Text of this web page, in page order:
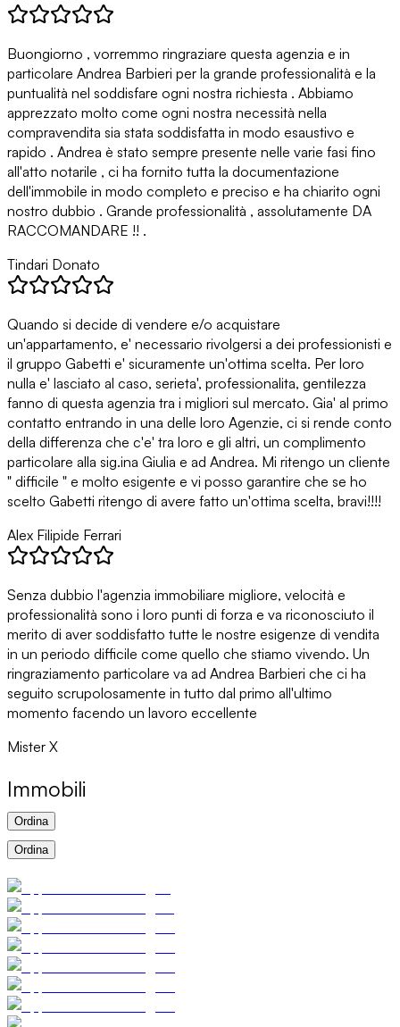
Buongiorno , vorremmo ringraziare questa agenzia e in
particolare Andrea Barbieri per la grande professionalità e la
puntualità nel soddisfare ogni nostra richiesta . Abbiamo
apprezzato molto come ogni nostra necessità nella
compravendita sia stata soddisfatta in modo esaustivo e
rapido . Andrea è stato sempre presente nelle varie fasi fino
all'atto notarile , ci ha fornito tutta la documentazione
dell'immobile in modo completo e preciso e ha chiarito ogni
nostro dubbio . Grande professionalità , assolutamente DA
RACCOMANDARE !! .
Tindari Donato
Quando si decide di vendere e/o acquistare
un'appartamento, e' necessario rivolgersi a dei professionisti e
il gruppo Gabetti e' sicuramente un'ottima scelta. Per loro
nulla e' lasciato al caso, serieta', professionalita, gentilezza
fanno di questa agenzia tra i migliori sul mercato. Gia' al primo
contatto entrando in una delle loro Agenzie, ci si rende conto
della differenza che c'e' tra loro e gli altri, un complimento
particolare alla sig.ina Giulia e ad Andrea. Mi ritengo un cliente
" difficile " e molto esigente e vi posso garantire che se ho
scelto Gabetti ritengo di avere fatto un'ottima scelta, bravi!!!!
Alex Filipide Ferrari
Senza dubbio l'agenzia immobiliare migliore, velocità e
professionalità sono i loro punti di forza e va riconosciuto il
merito di aver soddisfatto tutte le nostre esigenze di vendita
in un periodo difficile come quello che stiamo vivendo. Un
ringraziamento particolare va ad Andrea Barbieri che ci ha
seguito scrupolosamente in tutto dal primo all'ultimo
momento facendo un lavoro eccellente
Mister X
Immobili
Ordina
Ordina